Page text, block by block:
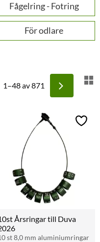
Fågelring - Fotring
För odlare
1–48av871
favoriter
Årsringar till Duva
st 8,0 mm aluminiumringar
Lägg